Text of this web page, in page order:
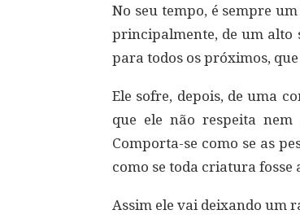
No seu tempo, é sempre
principalmente, de um alto
para todos os próximos,
Ele sofre, depois, de uma
que ele não respeita nem
Comporta-se como se as
como se toda criatura
Assim ele vai deixando um